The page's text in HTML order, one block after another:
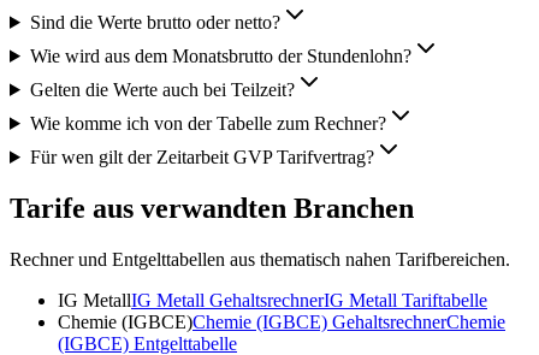
Sind die Werte brutto oder netto?
Wie wird aus dem Monatsbrutto der Stundenlohn?
Gelten die Werte auch bei Teilzeit?
Wie komme ich von der Tabelle zum Rechner?
Für wen gilt der Zeitarbeit GVP Tarifvertrag?
Tarife aus verwandten Branchen
Rechner und Entgelttabellen aus thematisch nahen Tarifbereichen.
IG MetallIG Metall GehaltsrechnerIG Metall Tariftabelle
Chemie (IGBCE)Chemie (IGBCE) GehaltsrechnerChemie
(IGBCE) Entgelttabelle